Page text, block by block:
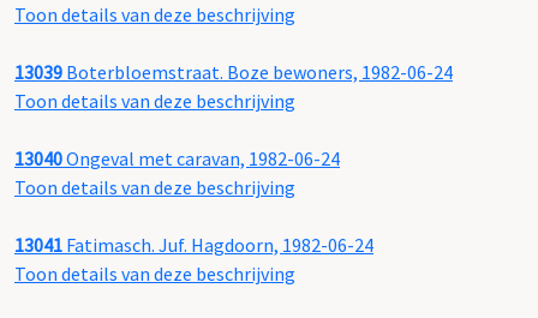
Toon details van deze beschrijving
13039 Boterbloemstraat. Boze bewoners, 1982-06-24
Toon details van deze beschrijving
13040Ongeval met caravan, 1982-06-24
Toon details van deze beschrijving
13041 Fatimasch. Juf. Hagdoorn, 1982-06-24
Toon details van deze beschrijving